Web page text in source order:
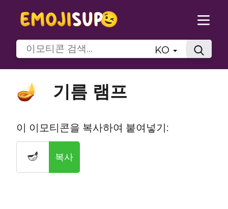
KO
🪔 기름 램프
이 이모티콘을 복사하여 붙여넣기:
🪔 복사